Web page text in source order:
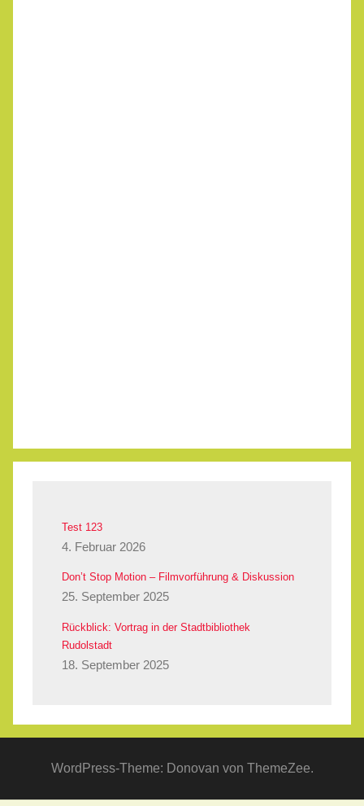
Test 123
4. Februar 2026
Don’t Stop Motion – Filmvorführung & Diskussion
25. September 2025
Rückblick: Vortrag in der Stadtbibliothek
Rudolstadt
18. September 2025
WordPress-Theme: Donovan von ThemeZee.